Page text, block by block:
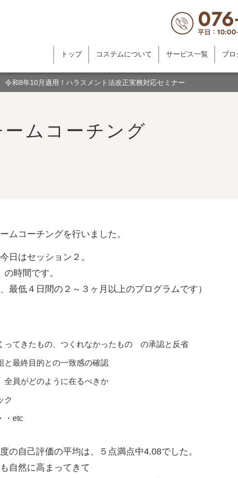
トップ コステムについて サービス一覧 ブロ
和8年10月適用！ハラスメント法改正実務対応セミナー
ムコーチング
ムコーチングを行いました。
日はセッション２。
時間です。
最低４日間の２～３ヶ月以上のプログラムです）
ってきたもの、つくれなかったもの の承認と反省
と最終目的との一致感の確認
全員がどのように在るべきか
ク
etc
の自己評価の平均は、５点満点中4.08でした。
自然に高まってきて